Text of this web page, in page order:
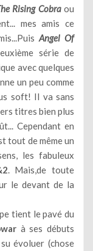
Rising Cobraou
mes amis ce
Angel Of
série de
avec quelques
un peu comme
soft! Il va sans
titres bien plus
Cependant en
tout de même un
les fabuleux
. Mais,de toute
le devant de la
tient le pavé du
à ses débuts
évoluer (chose